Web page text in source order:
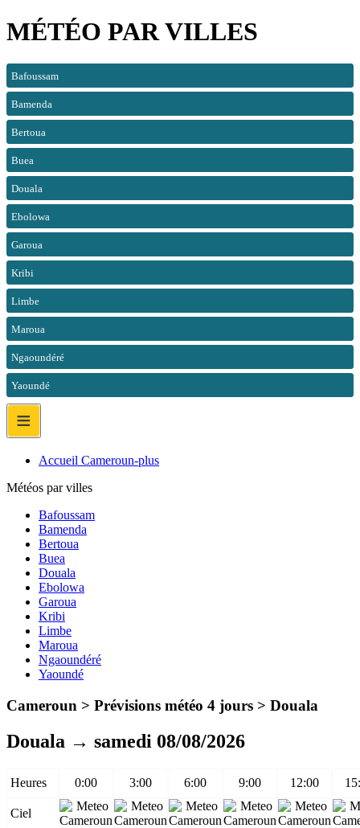
MÉTÉO PAR VILLES
Bafoussam
Bamenda
Bertoua
Buea
Douala
Ebolowa
Garoua
Kribi
Limbe
Maroua
Ngaoundéré
Yaoundé
≡
Accueil Cameroun-plus
Météos par villes
Bafoussam
Bamenda
Bertoua
Buea
Douala
Ebolowa
Garoua
Kribi
Limbe
Maroua
Ngaoundéré
Yaoundé
Cameroun > Prévisions météo 4 jours > Douala
Douala → samedi 08/08/2026
Heures 0:00 3:00 6:00 9:00 12:00
Ciel